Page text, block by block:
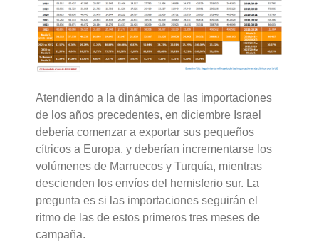
Atendiendo a la dinámica de las importaciones
de los años precedentes, en diciembre Israel
debería comenzar a exportar sus pequeños
cítricos a Europa, y deberían incrementarse los
volúmenes de Marruecos y Turquía, mientras
descienden los envíos del hemisferio sur. La
pregunta es si las importaciones seguirán el
ritmo de las de estos primeros tres meses de
campaña.